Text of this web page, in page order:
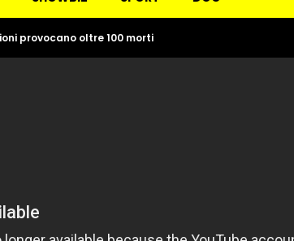
provocano oltre 100 morti